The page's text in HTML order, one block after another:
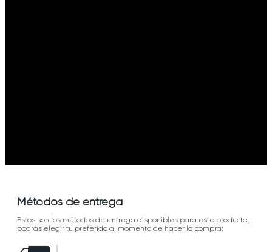
Métodos de entrega
Estos son los métodos de entrega disponibles para este producto,
podrás elegir tu preferido al momento de hacer la compra: